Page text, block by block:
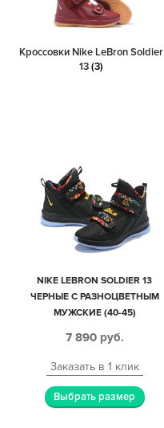
Кроссовки Nike LeBron Soldier
13(3)
NIKE LEBRON SOLDIER 13
ЧЕРНЫЕ С РАЗНОЦВЕТНЫМ
МУЖСКИЕ (40-45)
7 890 руб.
Заказать в 1 клик
Выбрать размер